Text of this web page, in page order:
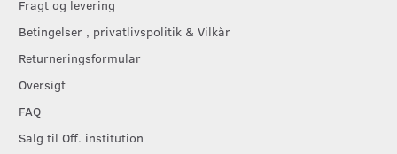
Fragt og levering
Betingelser , privatlivspolitik & Vilkår
Returneringsformular
Oversigt
FAQ
Salg til Off. institution